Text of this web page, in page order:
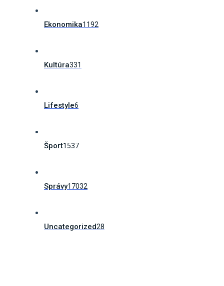
Ekonomika1192
Kultúra331
Lifestyle6
Šport1537
Správy17032
Uncategorized28